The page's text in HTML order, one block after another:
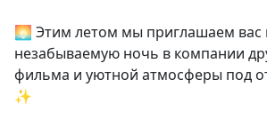
🌅 Этим летом мы приглашаем вас
незабываемую ночь в компании
фильма и уютной атмосферы под
✨